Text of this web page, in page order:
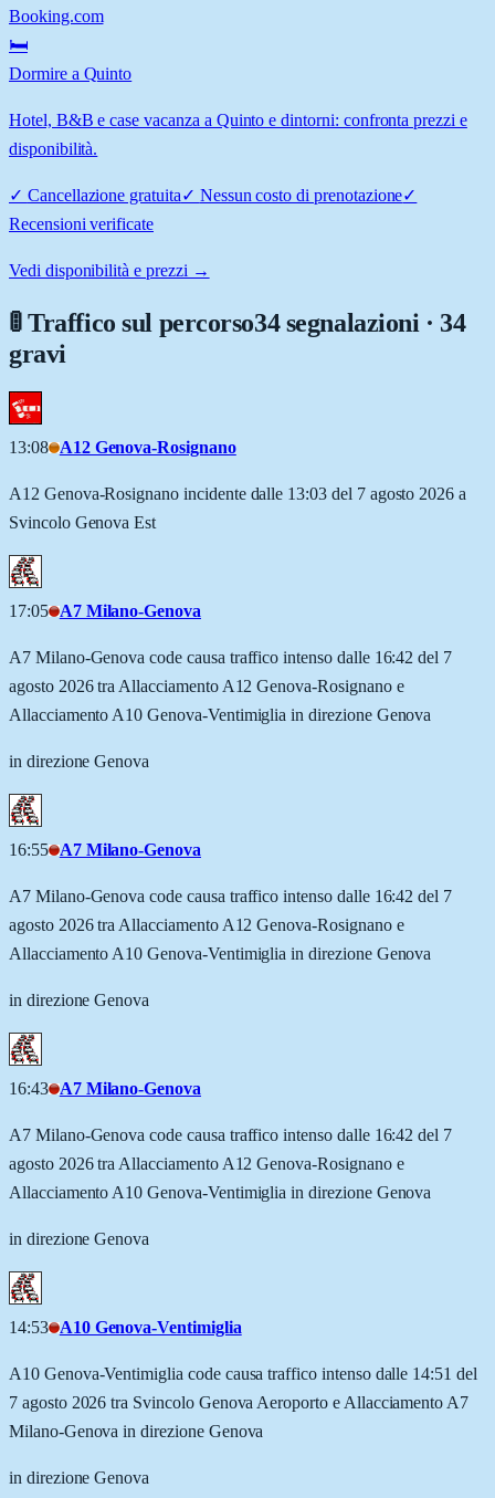
Booking.com
🛏️
Dormire a Quinto
Hotel, B&B e case vacanza a Quinto e dintorni: confronta prezzi e
disponibilità.
✓ Cancellazione gratuita✓ Nessun costo di prenotazione✓
Recensioni verificate
Vedi disponibilità e prezzi →
🚦 Traffico sul percorso34 segnalazioni · 34
gravi
13:08 A12 Genova-Rosignano
A12 Genova-Rosignano incidente dalle 13:03 del 7 agosto 2026 a
Svincolo Genova Est
17:05 A7 Milano-Genova
A7 Milano-Genova code causa traffico intenso dalle 16:42 del 7
agosto 2026 tra Allacciamento A12 Genova-Rosignano e
Allacciamento A10 Genova-Ventimiglia in direzione Genova
in direzione Genova
16:55 A7 Milano-Genova
A7 Milano-Genova code causa traffico intenso dalle 16:42 del 7
agosto 2026 tra Allacciamento A12 Genova-Rosignano e
Allacciamento A10 Genova-Ventimiglia in direzione Genova
in direzione Genova
16:43 A7 Milano-Genova
A7 Milano-Genova code causa traffico intenso dalle 16:42 del 7
agosto 2026 tra Allacciamento A12 Genova-Rosignano e
Allacciamento A10 Genova-Ventimiglia in direzione Genova
in direzione Genova
14:53 A10 Genova-Ventimiglia
A10 Genova-Ventimiglia code causa traffico intenso dalle 14:51 del
7 agosto 2026 tra Svincolo Genova Aeroporto e Allacciamento A7
Milano-Genova in direzione Genova
in direzione Genova